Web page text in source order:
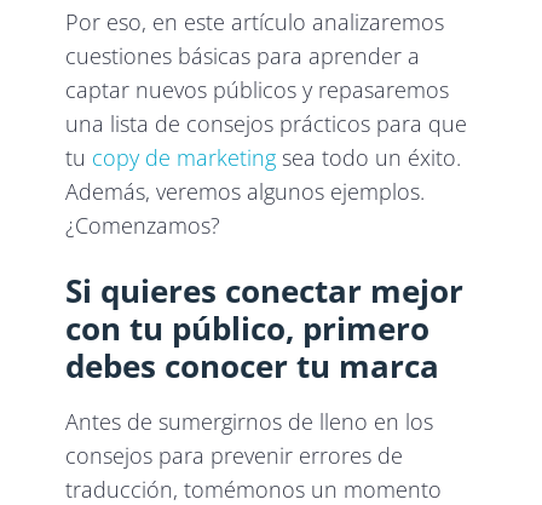
Por eso, en este artículo analizaremos
cuestiones básicas para aprender a
captar nuevos públicos y repasaremos
una lista de consejos prácticos para que
tu copy de marketing sea todo un éxito.
Además, veremos algunos ejemplos.
¿Comenzamos?
Si quieres conectar mejor
con tu público, primero
debes conocer tu marca
Antes de sumergirnos de lleno en los
consejos para prevenir errores de
traducción, tomémonos un momento